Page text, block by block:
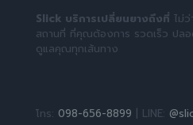
Slick บริการเปลี่ยนยางถึงที่ ไม่
สถานที่ ที่คุณต้องการ รวดเร็ว ปล
ดูแลคุณทุกเส้นทาง
โทร: 098-656-8899 | LINE: